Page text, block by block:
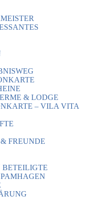
& LODGE
– VILA VITA
FREUNDE
BETEILIGTE